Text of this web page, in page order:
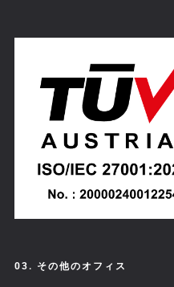
03. その他のオフィス